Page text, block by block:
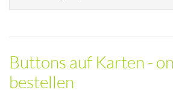
Buttons auf Karten -
bestellen